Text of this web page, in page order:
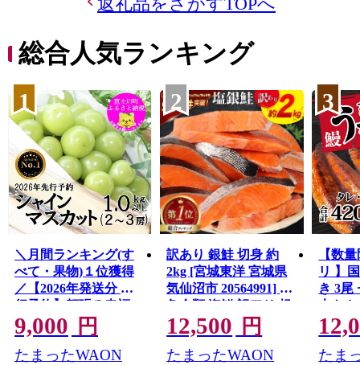
総合人気ランキング
1
＼月間ランキング(す
べて・果物)１位獲得
／【2026年発送分 先
行予約】頬張る幸福
感 〜緑の宝石・ シ
ャインマスカット 〜
１ｋｇ以上（２〜３
9,000 円
たまったWAON
2
訳あり 銀鮭 切身 約
2kg [宮城東洋 宮城県
気仙沼市 20564991] 鮭
魚介類 海鮮 訳アリ 規
格外 不揃い さけ サケ
鮭切身 シャケ 切り身
冷凍 家庭用 おかず 弁
12,500 円
たまったWAON
3
【数
リ 】
き 3尾
大き
レ・
鰻 ふ
な重
たま